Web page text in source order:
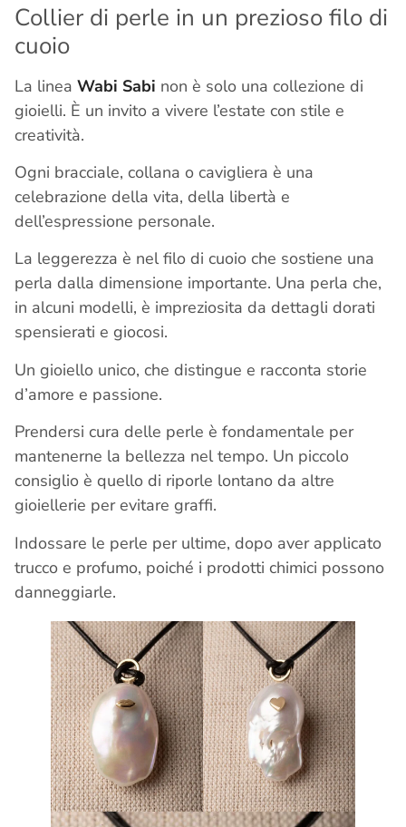
Collier di perle in un prezioso filo di
cuoio
La linea Wabi Sabi non è solo una collezione di
gioielli. È un invito a vivere l’estate con stile e
creatività.
Ogni bracciale, collana o cavigliera è una
celebrazione della vita, della libertà e
dell’espressione personale.
La leggerezza è nel filo di cuoio che sostiene una
perla dalla dimensione importante. Una perla che,
in alcuni modelli, è impreziosita da dettagli dorati
spensierati e giocosi.
Un gioiello unico, che distingue e racconta storie
d’amore e passione.
Prendersi cura delle perle è fondamentale per
mantenerne la bellezza nel tempo. Un piccolo
consiglio è quello di riporle lontano da altre
gioiellerie per evitare graffi.
Indossare le perle per ultime, dopo aver applicato
trucco e profumo, poiché i prodotti chimici possono
danneggiarle.